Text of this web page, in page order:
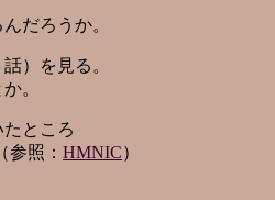
だろうか。
）を見る。
。
ところ
照： HMNIC）